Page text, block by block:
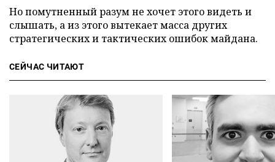
Но помутненный разум не хочет этого видеть и
слышать, а из этого вытекает масса других
стратегических и тактических ошибок майдана.
СЕЙЧАС ЧИТАЮТ